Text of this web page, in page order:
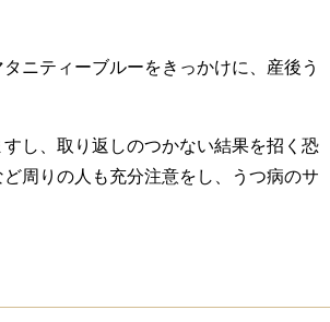
ニティーブルーをきっかけに、産後う
し、取り返しのつかない結果を招く恐
周りの人も充分注意をし、うつ病のサ